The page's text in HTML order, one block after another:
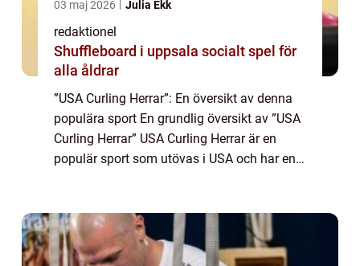
03 maj 2026 Julia Ekk
redaktionel
Shuffleboard i uppsala socialt spel för
alla åldrar
”USA Curling Herrar”: En översikt av denna
populära sport En grundlig översikt av ”USA
Curling Herrar” USA Curling Herrar är en
populär sport som utövas i USA och har en